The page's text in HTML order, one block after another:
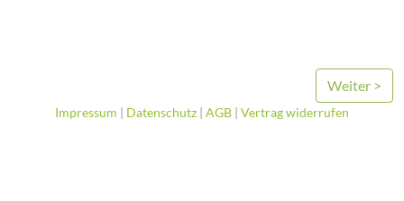
Weiter >
Impressum | Datenschutz | AGB | Vertrag widerrufen